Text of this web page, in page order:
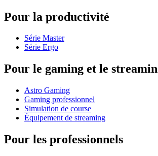
Pour la productivité
Série Master
Série Ergo
Pour le gaming et le
Astro Gaming
Gaming professionnel
Simulation de course
Équipement de streaming
Pour les professionnels